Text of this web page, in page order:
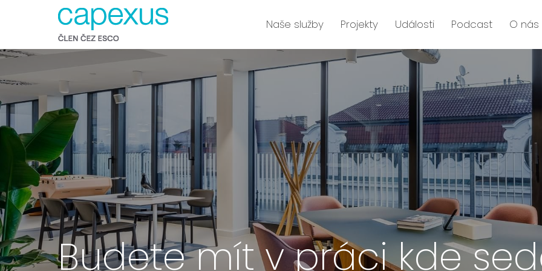
Naše služby Projekty Události Podcast O nás
Budete mít v práci kde